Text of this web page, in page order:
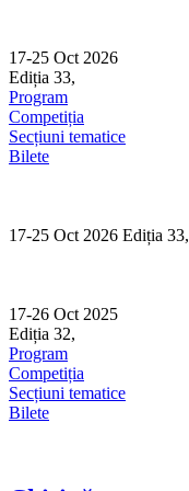
content
17-25 Oct 2026
Ediția 33,
Program
Competiția
Secțiuni tematice
Bilete
17-25 Oct 2026 Ediția 33,
17-26 Oct 2025
Ediția 32,
Program
Competiția
Secțiuni tematice
Bilete